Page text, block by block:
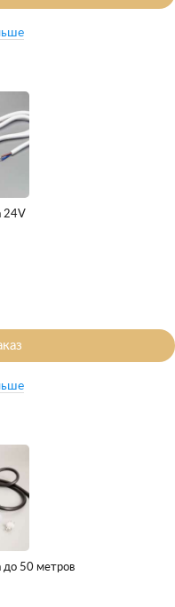
24V
до 50 метров